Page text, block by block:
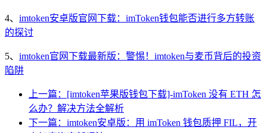
4、 imtoken安卓版官网下载：imToken钱包能否进行多方转账
的探讨
5、 imtoken官网下载最新版：警惕！imtoken与麦币背后的投资
陷阱
上一篇：[imtoken苹果版钱包下载]-imToken 没有 ETH 怎
么办？解决方法全解析
下一篇：imtoken安卓版：用 imToken 钱包质押 FIL，开